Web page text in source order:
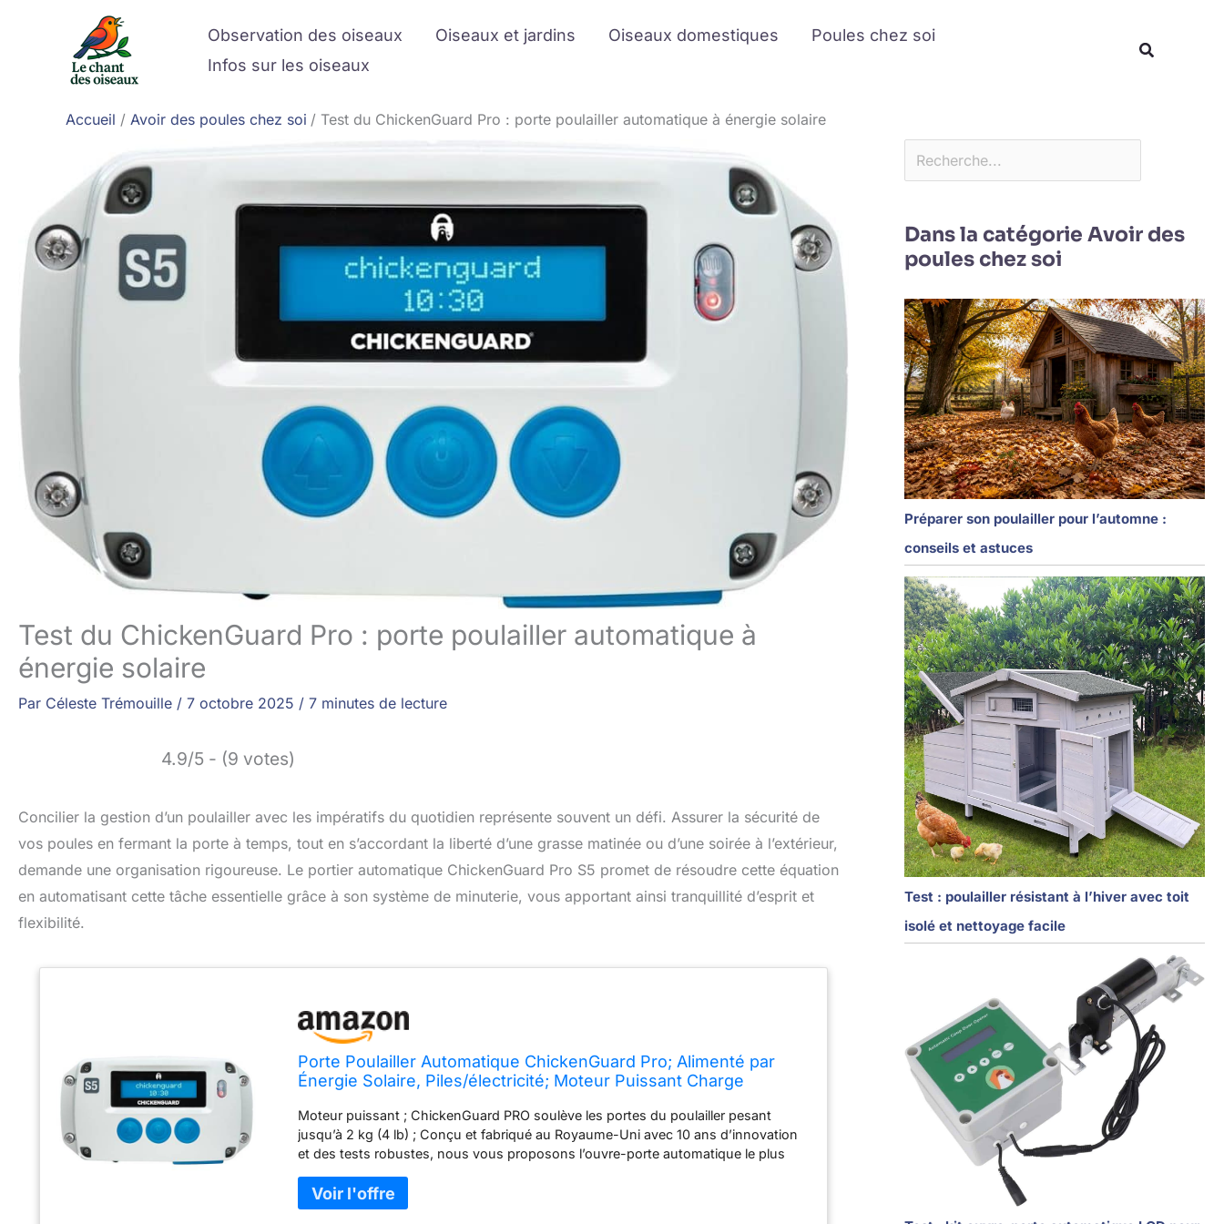
Observation des oiseaux Oiseaux et jardins Oiseaux domestiques
Poules chez soi
Infos sur les oiseaux
Accueil Avoir des poules chez soi Test du ChickenGuard Pro : porte poulailler automatique à énergie solaire
Test du ChickenGuard Pro : porte poulailler automatique à
énergie solaire
Par Céleste Trémouille / 7 octobre 2025 / 7 minutes de lecture
4.9/5 - (9 votes)
Concilier la gestion d’un poulailler avec les impératifs du quotidien représente souvent un défi. Assurer la sécurité de
vos poules en fermant la porte à temps, tout en s’accordant la liberté d’une grasse matinée ou d’une soirée à l’extérieur,
demande une organisation rigoureuse. Le portier automatique ChickenGuard Pro S5 promet de résoudre cette équation
en automatisant cette tâche essentielle grâce à son système de minuterie, vous apportant ainsi tranquillité d’esprit et
flexibilité.
Porte Poulailler Automatique ChickenGuard Pro; Alimenté par
Énergie Solaire, Piles/électricité; Moteur Puissant Charge
Seule)
Moteur puissant ; ChickenGuard PRO soulève les portes du poulailler pesant
jusqu’à 2 kg (4 lb) ; Conçu et fabriqué au Royaume-Uni avec 10 ans d’innovation
et des tests robustes, nous vous proposons l’ouvre-porte automatique le plus
jusqu’à -20°C. Unités motrices (sans porte) ; sont vendus à l’unité pour les clients
qui souhaitent automatiser leur porte de poulailler existante ; PRO + Option de
Dans la catégorie Avoir des
poules chez soi
Préparer son poulailler pour l’automne :
conseils et astuces
Test : poulailler résistant à l’hiver avec toit
isolé et nettoyage facile